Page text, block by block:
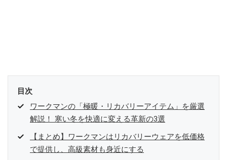
目次
ワークマンの「極暖・リカバリーアイテム」を厳選
解説！ 寒い冬を快適に変える革新の3選
【まとめ】ワークマンはリカバリーウェアを低価格
で提供し、高級素材も身近にする